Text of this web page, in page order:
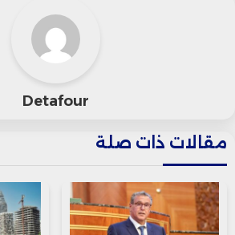
وكان المستوردون قد أعلنوا
150 ألف رأس، مرجحين توقف
خلال الأسابيع المقبلة، في
Detafour
مقالات ذات صلة